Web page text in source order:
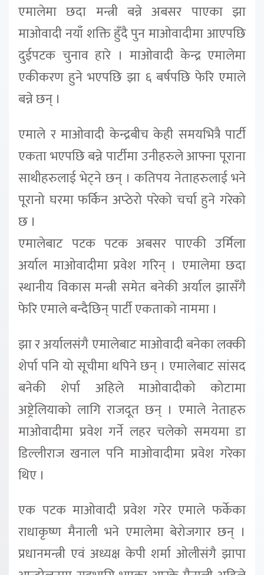
एमालेमा छदा मन्त्री बन्ने अबसर पाएका झा
माओवादी नयाँ शक्ति हुँदै पुन माओवादीमा आएपछि
दुईपटक चुनाव हारे । माओवादी केन्द्र एमालेमा
एकीकरण हुने भएपछि झा ६ बर्षपछि फेरि एमाले
बन्ने छन् ।
एमाले र माओवादी केन्द्रबीच केही समयभित्रै पार्टी
एकता भएपछि बन्ने पार्टीमा उनीहरुले आफ्ना पूराना
साथीहरुलाई भेट्ने छन् । कतिपय नेताहरुलाई भने
पूरानो घरमा फर्किन अप्ठेरो परेको चर्चा हुने गरेको
छ ।
एमालेबाट पटक पटक अबसर पाएकी उर्मिला
अर्याल माओवादीमा प्रवेश गरिन् । एमालेमा छदा
स्थानीय विकास मन्त्री समेत बनेकी अर्याल झासँगै
फेरि एमाले बन्दैछिन् पार्टी एकताको नाममा ।
झा र अर्यालसंगै एमालेबाट माओवादी बनेका लक्की
शेर्पा पनि यो सूचीमा थपिने छन् । एमालेबाट सांसद
बनेकी शेर्पा अहिले माओवादीको कोटामा
अष्ट्रेलियाको लागि राजदूत छन् । एमाले नेताहरु
माओवादीमा प्रवेश गर्ने लहर चलेको समयमा डा
डिल्लीराज खनाल पनि माओवादीमा प्रवेश गरेका
थिए ।
एक पटक माओवादी प्रवेश गरेर एमाले फर्केका
राधाकृष्ण मैनाली भने एमालेमा बेरोजगार छन् ।
प्रधानमन्त्री एवं अध्यक्ष केपी शर्मा ओलीसंगै झापा